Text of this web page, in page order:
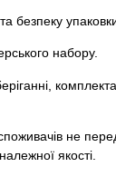
безпеку
набору.
не
якості.